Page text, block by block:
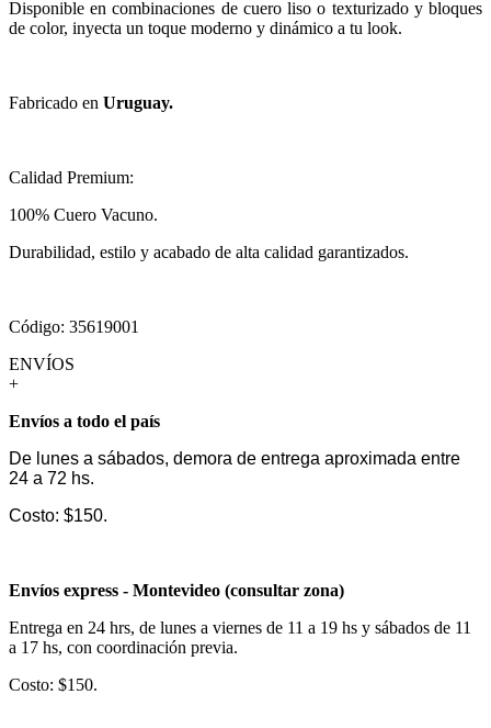
Disponible en combinaciones de cuero liso o texturizado y bloques
de color, inyecta un toque moderno y dinámico a tu look.
Fabricado en Uruguay.
Calidad Premium:
100% Cuero Vacuno.
Durabilidad, estilo y acabado de alta calidad garantizados.
Código: 35619001
ENVÍOS
+
Envíos a todo el país
De lunes a sábados, demora de entrega aproximada entre
24 a 72 hs.
Costo: $150.
Envíos express - Montevideo (consultar zona)
Entrega en 24 hrs, de lunes a viernes de 11 a 19 hs y sábados de 11
a 17 hs, con coordinación previa.
Costo: $150.